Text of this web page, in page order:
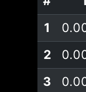
#
1
2